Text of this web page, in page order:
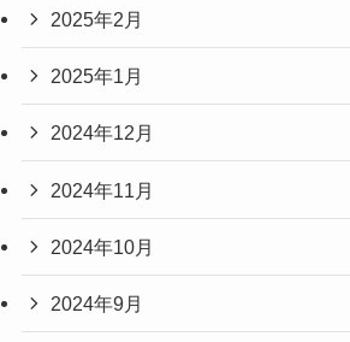
2025年2月
2025年1月
2024年12月
2024年11月
2024年10月
2024年9月